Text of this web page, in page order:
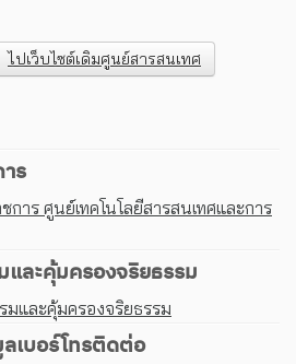
ไปเว็บไซต์เดิมศูนย์สารสนเทศ
ร
การ ศูนย์เทคโนโลยีสารสนเทศและการ
ละคุ้มครองจริยธรรม
และคุ้มครองจริยธรรม
เบอร์โทรติดต่อ